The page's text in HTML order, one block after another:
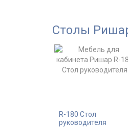
Столы
R-180 Стол
руководителя